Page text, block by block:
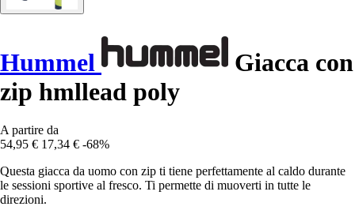
Hummel
Giacca con
zip hmllead poly
A partire da
54,95 € 17,34 € -68%
Questa giacca da uomo con zip ti tiene perfettamente al caldo durante
le sessioni sportive al fresco. Ti permette di muoverti in tutte le
direzioni.